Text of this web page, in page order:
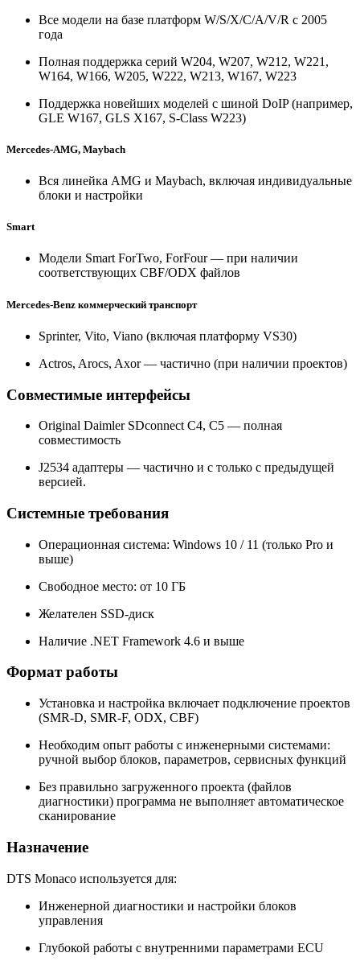
Все модели на базе платформ W/S/X/C/A/V/R с 2005
года
Полная поддержка серий W204, W207, W212, W221,
W164, W166, W205, W222, W213, W167, W223
Поддержка новейших моделей с шиной DoIP (например,
GLE W167, GLS X167, S-Class W223)
Mercedes-AMG, Maybach
Вся линейка AMG и Maybach, включая индивидуальные
блоки и настройки
Smart
Модели Smart ForTwo, ForFour — при наличии
соответствующих CBF/ODX файлов
Mercedes-Benz коммерческий транспорт
Sprinter, Vito, Viano (включая платформу VS30)
Actros, Arocs, Axor — частично (при наличии проектов)
Совместимые интерфейсы
Original Daimler SDconnect C4, C5 — полная
совместимость
J2534 адаптеры — частично и с только с предыдущей
версией.
Системные требования
Операционная система: Windows 10 / 11 (только Pro и
выше)
Свободное место: от 10 ГБ
Желателен SSD-диск
Наличие .NET Framework 4.6 и выше
Формат работы
Установка и настройка включает подключение проектов
(SMR-D, SMR-F, ODX, CBF)
Необходим опыт работы с инженерными системами:
ручной выбор блоков, параметров, сервисных функций
Без правильно загруженного проекта (файлов
диагностики) программа не выполняет автоматическое
сканирование
Назначение
DTS Monaco используется для:
Инженерной диагностики и настройки блоков
управления
Глубокой работы с внутренними параметрами ECU